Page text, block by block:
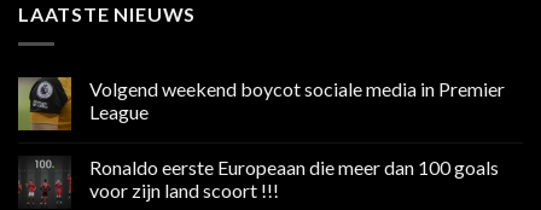
LAATSTE NIEUWS
Volgend weekend boycot sociale media in Premier
League
op
weekend
Ronaldo eerste Europeaan die meer dan 100 goals
voor zijn land scoort !!!